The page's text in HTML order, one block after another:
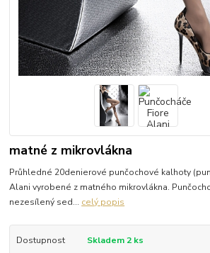
matné z mikrovlákna
Průhledné 20denierové punčochové kalhoty
Alani vyrobené z matného mikrovlákna.
nezesílený sed... celý popis
Dostupnost
Skladem 2 ks